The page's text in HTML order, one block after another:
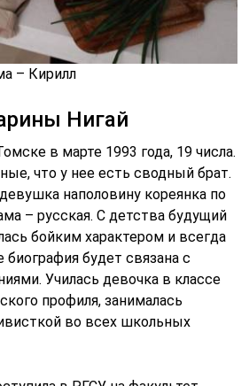
– Кирилл
Нигай
в марте 1993 года, 19 числа.
что у нее есть сводный брат.
наполовину кореянка по
– русская. С детства будущий
бойким характером и всегда
биография будет связана с
Училась девочка в классе
профиля, занималась
во всех школьных